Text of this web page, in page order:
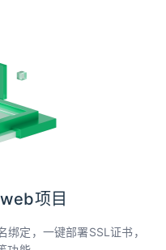
项目
定，一键部署SSL证书，